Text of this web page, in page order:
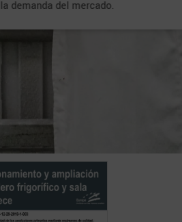
la demanda del mercado.